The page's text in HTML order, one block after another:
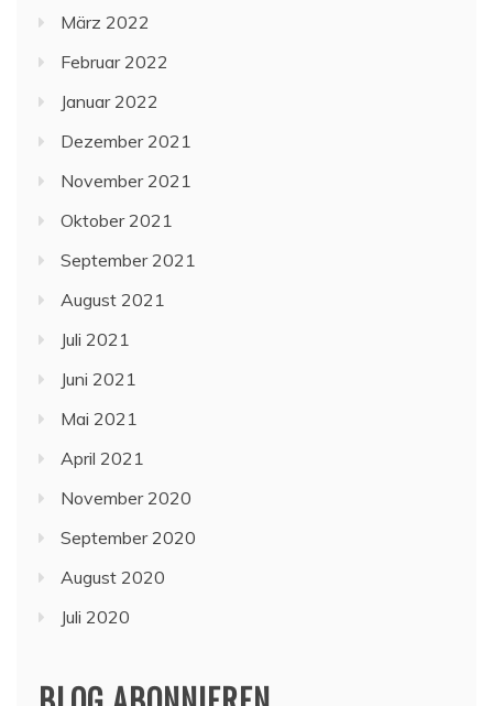
März 2022
Februar 2022
Januar 2022
Dezember 2021
November 2021
Oktober 2021
September 2021
August 2021
Juli 2021
Juni 2021
Mai 2021
April 2021
November 2020
September 2020
August 2020
Juli 2020